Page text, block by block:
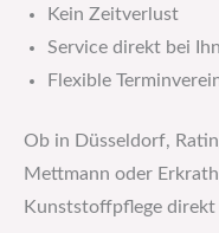
Kein Zeitverlust
Service direkt bei
Flexible
Ob in Düsseldorf,
Mettmann oder
Kunststoffpflege direkt